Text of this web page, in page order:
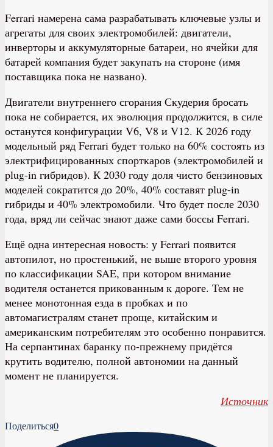
Ferrari намерена сама разрабатывать ключевые узлы и
агрегаты для своих электромобилей: двигатели,
инверторы и аккумуляторные батареи, но ячейки для
батарей компания будет закупать на стороне (имя
поставщика пока не названо).
Двигатели внутреннего сгорания Скудерия бросать
пока не собирается, их эволюция продолжится, в силе
останутся конфигурации V6, V8 и V12. К 2026 году
модельный ряд Ferrari будет только на 60% состоять из
электрифицированных спорткаров (электромобилей и
plug-in гибридов). К 2030 году доля чисто бензиновых
моделей сократится до 20%, 40% составят plug-in
гибриды и 40% электромобили. Что будет после 2030
года, вряд ли сейчас знают даже сами боссы Ferrari.
Ещё одна интересная новость: у Ferrari появится
автопилот, но простенький, не выше второго уровня
по классификации SAE, при котором внимание
водителя останется прикованным к дороге. Тем не
менее монотонная езда в пробках и по
автомагистралям станет проще, китайским и
американским потребителям это особенно понравится.
На серпантинах баранку по-прежнему придётся
крутить водителю, полной автономии на данный
момент не планируется.
Источник
Поделиться0